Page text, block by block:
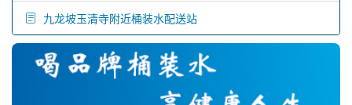
九龙坡玉清寺附近桶装水配送站